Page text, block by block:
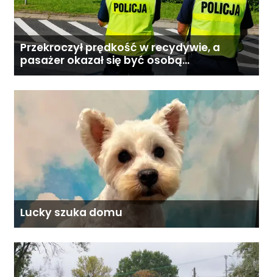
Przekroczył prędkość w recydywie, a
pasażer okazał się być osobą
poszukiwaną
Lucky szuka domu